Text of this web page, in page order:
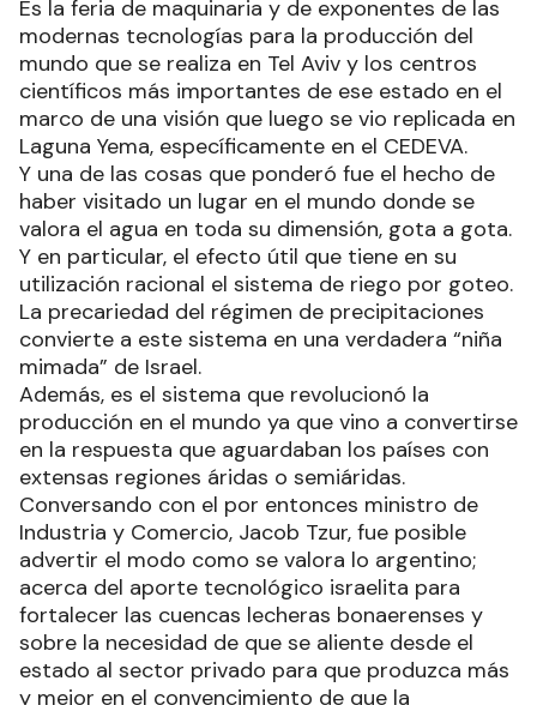
Es la feria de maquinaria y de exponentes de las
modernas tecnologías para la producción del
mundo que se realiza en Tel Aviv y los centros
científicos más importantes de ese estado en el
marco de una visión que luego se vio replicada en
Laguna Yema, específicamente en el CEDEVA.
Y una de las cosas que ponderó fue el hecho de
haber visitado un lugar en el mundo donde se
valora el agua en toda su dimensión, gota a gota.
Y en particular, el efecto útil que tiene en su
utilización racional el sistema de riego por goteo.
La precariedad del régimen de precipitaciones
convierte a este sistema en una verdadera “niña
mimada” de Israel.
Además, es el sistema que revolucionó la
producción en el mundo ya que vino a convertirse
en la respuesta que aguardaban los países con
extensas regiones áridas o semiáridas.
Conversando con el por entonces ministro de
Industria y Comercio, Jacob Tzur, fue posible
advertir el modo como se valora lo argentino;
acerca del aporte tecnológico israelita para
fortalecer las cuencas lecheras bonaerenses y
sobre la necesidad de que se aliente desde el
estado al sector privado para que produzca más
y mejor en el convencimiento de que la